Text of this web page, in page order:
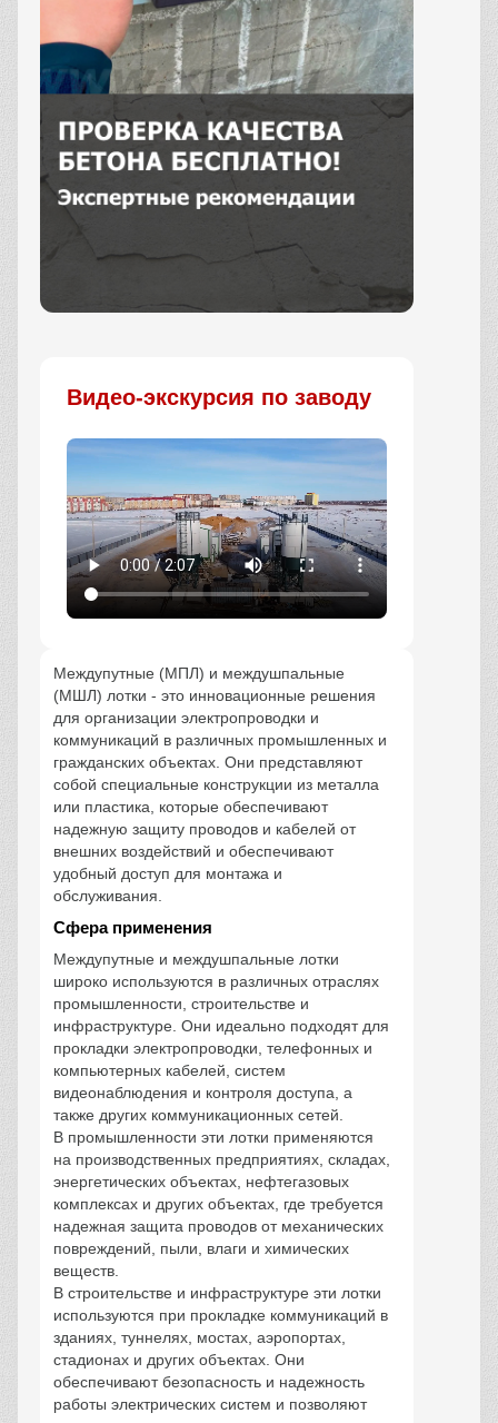
Видео-экскурсия по заводу
Междупутные (МПЛ) и междушпальные
(МШЛ) лотки - это инновационные решения
для организации электропроводки и
коммуникаций в различных промышленных и
гражданских объектах. Они представляют
собой специальные конструкции из металла
или пластика, которые обеспечивают
надежную защиту проводов и кабелей от
внешних воздействий и обеспечивают
удобный доступ для монтажа и
обслуживания.
Сфера применения
Междупутные и междушпальные лотки
широко используются в различных отраслях
промышленности, строительстве и
инфраструктуре. Они идеально подходят для
прокладки электропроводки, телефонных и
компьютерных кабелей, систем
видеонаблюдения и контроля доступа, а
также других коммуникационных сетей.
В промышленности эти лотки применяются
на производственных предприятиях, складах,
энергетических объектах, нефтегазовых
комплексах и других объектах, где требуется
надежная защита проводов от механических
повреждений, пыли, влаги и химических
веществ.
В строительстве и инфраструктуре эти лотки
используются при прокладке коммуникаций в
зданиях, туннелях, мостах, аэропортах,
стадионах и других объектах. Они
обеспечивают безопасность и надежность
работы электрических систем и позволяют